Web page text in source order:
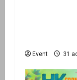
Event 31